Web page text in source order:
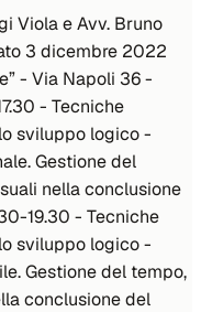
Viola e Avv. Bruno
3 dicembre 2022
- Via Napoli 36 -
- Tecniche
sviluppo logico -
Gestione del
nella conclusione
19.30 - Tecniche
sviluppo logico -
Gestione del tempo,
conclusione del